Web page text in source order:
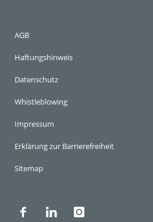
AGB
Haftungshinweis
Datenschutz
Whistleblowing
Impressum
Erklärung zur Barrierefreiheit
Sitemap